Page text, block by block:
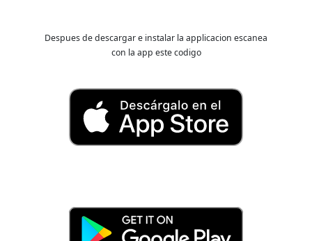
Despues de descargar e instalar la applicacion escanea
con la app este codigo